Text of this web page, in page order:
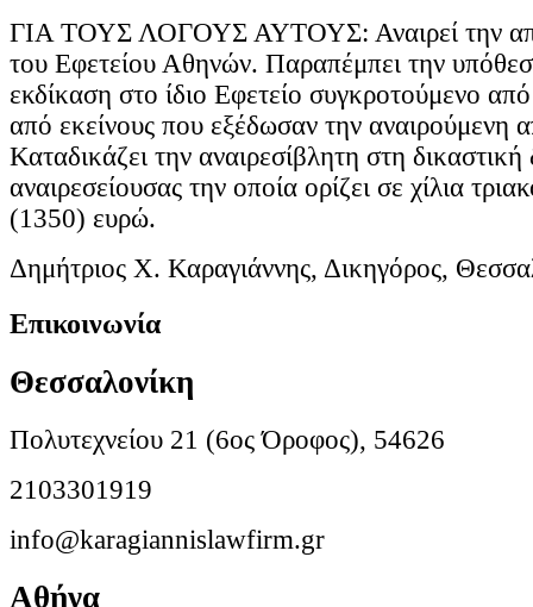
ΓΙΑ ΤΟΥΣ ΛΟΓΟΥΣ ΑΥΤΟΥΣ: Αναιρεί την
του Εφετείου Αθηνών. Παραπέμπει την
εκδίκαση στο ίδιο Εφετείο συγκροτούμενο
από εκείνους που εξέδωσαν την αναιρούμενη
Καταδικάζει την αναιρεσίβλητη στη
αναιρεσείουσας την οποία ορίζει σε χίλια
(1350) ευρώ.
Δημήτριος Χ. Καραγιάννης, Δικηγόρος,
Επικοινωνία
Θεσσαλονίκη
Πολυτεχνείου 21 (6ος Όροφος), 54626
2103301919
info@karagiannislawfirm.gr
Αθήνα